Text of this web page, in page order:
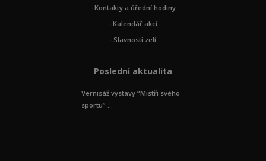
Kontakty a úřední hodiny
Kalendář akcí
Slavnosti zelí
Poslední aktualita
Vernisáž výstavy “Mistři svého
sportu” ...